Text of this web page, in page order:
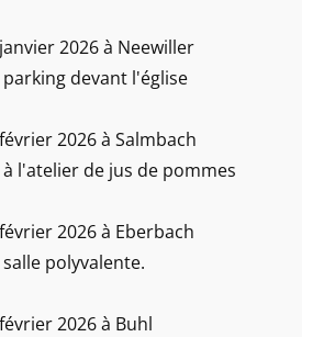
2026 à Neewiller
parking devant l'église
2026 à Salmbach
à l'atelier de jus de pommes
2026 à Eberbach
salle polyvalente.
2026 à Buhl